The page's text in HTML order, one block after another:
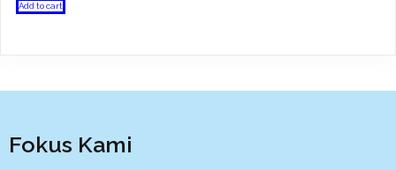
Add to cart
Fokus Kami